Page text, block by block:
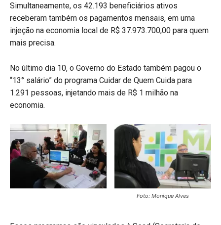
Simultaneamente, os 42.193 beneficiários ativos
receberam também os pagamentos mensais, em uma
injeção na economia local de R$ 37.973.700,00 para quem
mais precisa.
No último dia 10, o Governo do Estado também pagou o
“13° salário” do programa Cuidar de Quem Cuida para
1.291 pessoas, injetando mais de R$ 1 milhão na
economia.
Foto: Monique Alves